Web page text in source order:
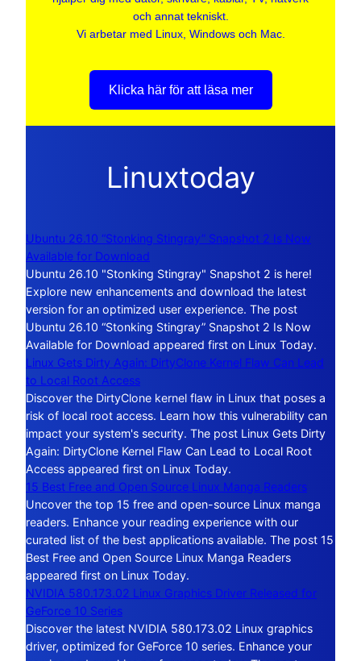
och annat tekniskt.
Vi arbetar med Linux, Windows och Mac.
Klicka här för att läsa mer
Linuxtoday
Ubuntu 26.10 “Stonking Stingray” Snapshot 2 Is Now
Available for Download
Ubuntu 26.10 "Stonking Stingray" Snapshot 2 is here!
Explore new enhancements and download the latest
version for an optimized user experience. The post
Ubuntu 26.10 “Stonking Stingray” Snapshot 2 Is Now
Available for Download appeared first on Linux Today.
Linux Gets Dirty Again: DirtyClone Kernel Flaw Can Lead
to Local Root Access
Discover the DirtyClone kernel flaw in Linux that poses a
risk of local root access. Learn how this vulnerability can
impact your system's security. The post Linux Gets Dirty
Again: DirtyClone Kernel Flaw Can Lead to Local Root
Access appeared first on Linux Today.
15 Best Free and Open Source Linux Manga Readers
Uncover the top 15 free and open-source Linux manga
readers. Enhance your reading experience with our
curated list of the best applications available. The post 15
Best Free and Open Source Linux Manga Readers
appeared first on Linux Today.
NVIDIA 580.173.02 Linux Graphics Driver Released for
GeForce 10 Series
Discover the latest NVIDIA 580.173.02 Linux graphics
driver, optimized for GeForce 10 series. Enhance your